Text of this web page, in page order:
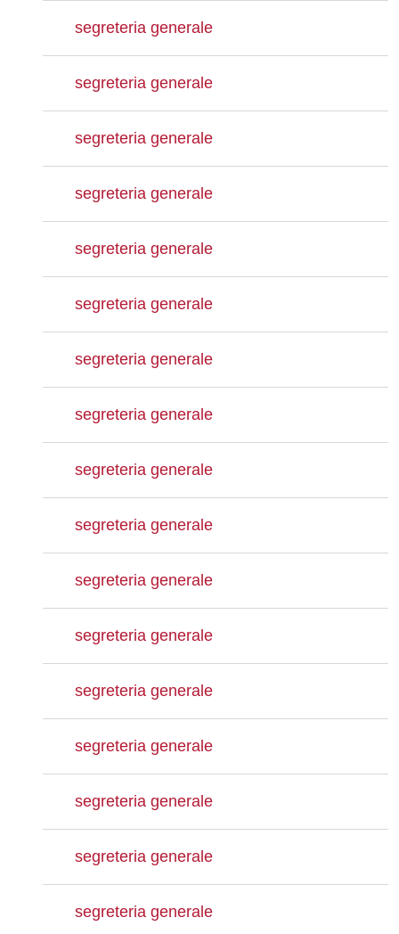
segreteria generale
segreteria generale
segreteria generale
segreteria generale
segreteria generale
segreteria generale
segreteria generale
segreteria generale
segreteria generale
segreteria generale
segreteria generale
segreteria generale
segreteria generale
segreteria generale
segreteria generale
segreteria generale
segreteria generale